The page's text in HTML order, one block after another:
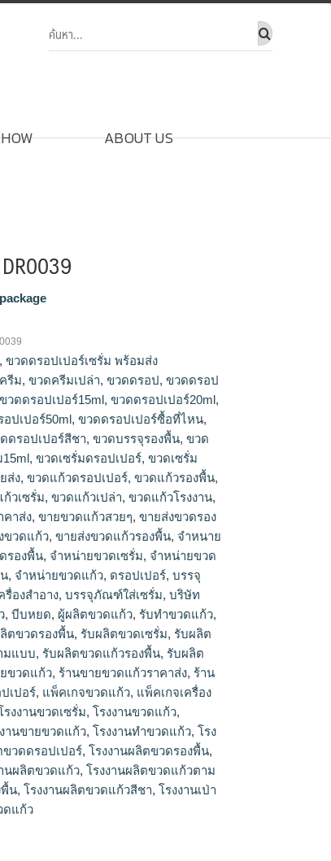
ABOUT US
,ขวดดรอปเปอร์เซรั่ม พร้อมส่ง
รีม,ขวดครีมเปล่า,ขวดดรอป,ขวดดรอป
ขวดดรอปเปอร์15ml,ขวดดรอปเปอร์20ml,
ปเปอร์50ml,ขวดดรอปเปอร์ซื้อที่ไหน,
ดรอปเปอร์สีชา,ขวดบรรจุรองพื้น,ขวด
,ขวดเซรั่มดรอปเปอร์,ขวดเซรั่ม
ส่ง,ขวดแก้วดรอปเปอร์,ขวดแก้วรองพื้น,
วเซรั่ม,ขวดแก้วเปล่า,ขวดแก้วโรงงาน,
คาส่ง,ขายขวดแก้วสวยๆ,ขายส่งขวดรอง
ขวดแก้ว,ขายส่งขวดแก้วรองพื้น, จำหนาย
รองพื้น, จำหน่ายขวดเซรั่ม, จำหน่ายขวด
, จําหน่ายขวดแก้ว, ดรอปเปอร์,บรรจุ
องสำอาง,บรรจุภัณฑ์ใส่เซรั่ม,บริษัท
,บีบหยด, ผู้ผลิตขวดแก้ว, รับทำขวดแก้ว,
ตขวดรองพื้น, รับผลิตขวดเซรั่ม, รับผลิต
มแบบ, รับผลิตขวดแก้วรองพื้น, รับผลิต
ขวดแก้ว, ร้านขายขวดแก้วราคาส่ง, ร้าน
เปอร์, แพ็คเกจขวดแก้ว, แพ็คเกจเครื่อง
รงงานขวดเซรั่ม,โรงงานขวดแก้ว,
านขายขวดแก้ว,โรงงานทำขวดแก้ว,โรง
ขวดดรอปเปอร์,โรงงานผลิตขวดรองพื้น,
นผลิตขวดแก้ว,โรงงานผลิตขวดแก้วตาม
พื้น,โรงงานผลิตขวดแก้วสีชา,โรงงานเป่า
ดแก้ว